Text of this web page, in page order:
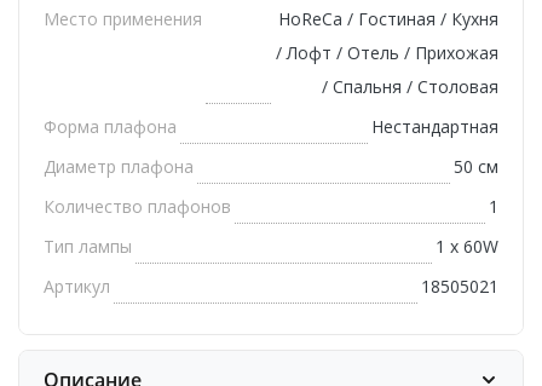
Место применения
HoReCa / Гостиная / Кухня
/ Лофт / Отель / Прихожая
/ Спальня / Столовая
Форма плафона
Нестандартная
Диаметр плафона
50 см
Количество плафонов
1
Тип лампы
1 х 60W
Артикул
18505021
Описание